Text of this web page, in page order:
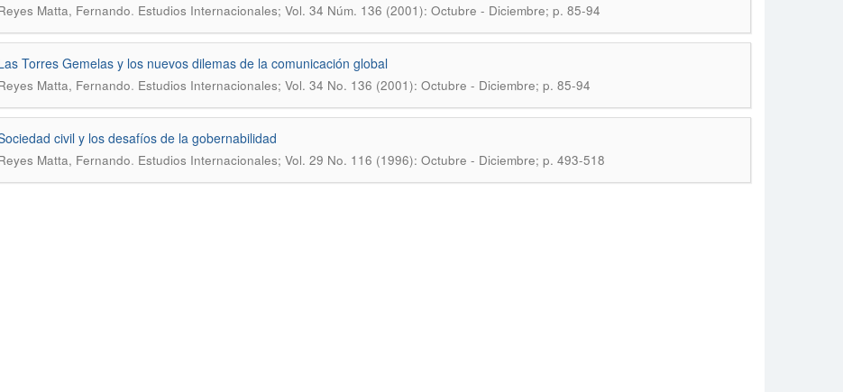
Matta, Fernando. Estudios Internacionales; Vol. 34 Núm. 136 (2001): Octubre - Diciembre; p. 85-94
Torres Gemelas y los nuevos dilemas de la comunicación global
Matta, Fernando. Estudios Internacionales; Vol. 34 No. 136 (2001): Octubre - Diciembre; p. 85-94
civil y los desafíos de la gobernabilidad
Matta, Fernando. Estudios Internacionales; Vol. 29 No. 116 (1996): Octubre - Diciembre; p. 493-518